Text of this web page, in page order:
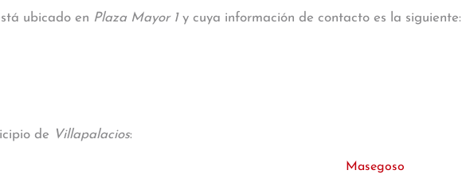
ubicado en Plaza Mayor 1y cuya información de contacto es la siguiente:
de Villapalacios:
Masegoso